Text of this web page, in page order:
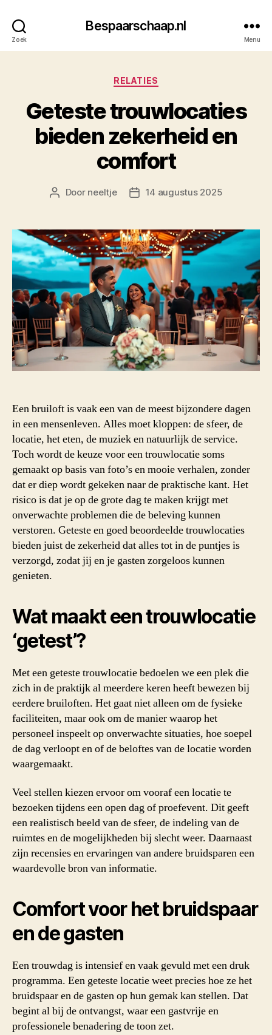
Zoek
Bespaarschaap.nl
Menu
Categorieën
RELATIES
Geteste trouwlocaties
bieden zekerheid en
comfort
Berichtauteur
Door neeltje Berichtdatum
14 augustus 2025
Een bruiloft is vaak een van de meest bijzondere dagen
in een mensenleven. Alles moet kloppen: de sfeer, de
locatie, het eten, de muziek en natuurlijk de service.
Toch wordt de keuze voor een trouwlocatie soms
gemaakt op basis van foto’s en mooie verhalen, zonder
dat er diep wordt gekeken naar de praktische kant. Het
risico is dat je op de grote dag te maken krijgt met
onverwachte problemen die de beleving kunnen
verstoren. Geteste en goed beoordeelde trouwlocaties
bieden juist de zekerheid dat alles tot in de puntjes is
verzorgd, zodat jij en je gasten zorgeloos kunnen
genieten.
Wat maakt een trouwlocatie
‘getest’?
Met een geteste trouwlocatie bedoelen we een plek die
zich in de praktijk al meerdere keren heeft bewezen bij
eerdere bruiloften. Het gaat niet alleen om de fysieke
faciliteiten, maar ook om de manier waarop het
personeel inspeelt op onverwachte situaties, hoe soepel
de dag verloopt en of de beloftes van de locatie worden
waargemaakt.
Veel stellen kiezen ervoor om vooraf een locatie te
bezoeken tijdens een open dag of proefevent. Dit geeft
een realistisch beeld van de sfeer, de indeling van de
ruimtes en de mogelijkheden bij slecht weer. Daarnaast
zijn recensies en ervaringen van andere bruidsparen een
waardevolle bron van informatie.
Comfort voor het bruidspaar
en de gasten
Een trouwdag is intensief en vaak gevuld met een druk
programma. Een geteste locatie weet precies hoe ze het
bruidspaar en de gasten op hun gemak kan stellen. Dat
begint al bij de ontvangst, waar een gastvrije en
professionele benadering de toon zet.